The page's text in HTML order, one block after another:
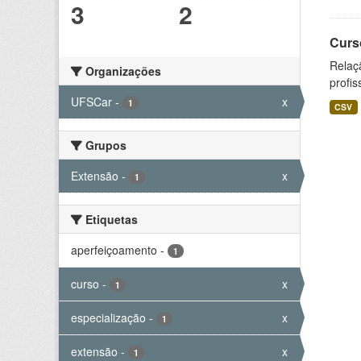
3 2
Organizações
UFSCar - 1 x
Grupos
Extensão - 1 x
Etiquetas
aperfeiçoamento - 1
curso - 1 x
especialização - 1 x
extensão - 1 x
CSV